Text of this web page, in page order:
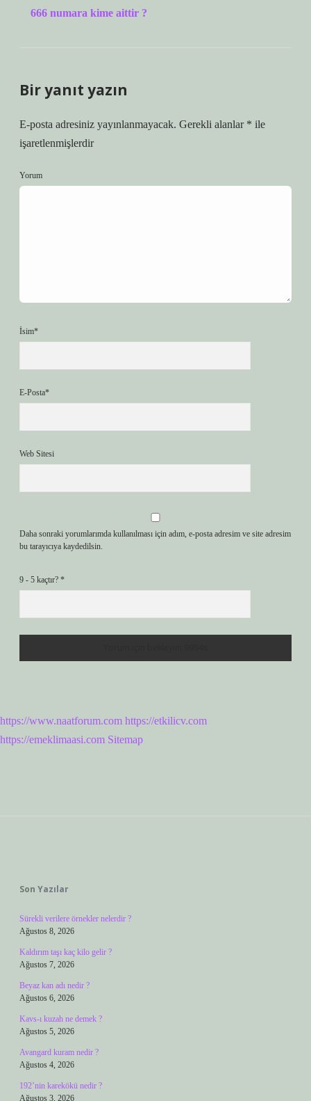
666 numara kime aittir ?
Bir yanıt yazın
E-posta adresiniz yayınlanmayacak. Gerekli alanlar * ile
işaretlenmişlerdir
Yorum
İsim*
E-Posta*
Web Sitesi
Daha sonraki yorumlarımda kullanılması için adım, e-posta adresim ve site adresim
bu tarayıcıya kaydedilsin.
9 - 5 kaçtır? *
https://www.naatforum.com https://etkilicv.com
https://emeklimaasi.com Sitemap
Son Yazılar
Sürekli verilere örnekler nelerdir ?
Ağustos 8, 2026
Kaldırım taşı kaç kilo gelir ?
Ağustos 7, 2026
Beyaz kan adı nedir ?
Ağustos 6, 2026
Kavs-ı kuzah ne demek ?
Ağustos 5, 2026
Avangard kuram nedir ?
Ağustos 4, 2026
192’nin karekökü nedir ?
Ağustos 3, 2026